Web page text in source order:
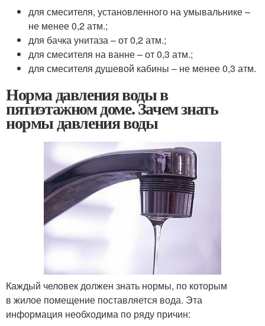
для смесителя, установленного на умывальнике –
не менее 0,2 атм.;
для бачка унитаза – от 0,2 атм.;
для смесителя на ванне – от 0,3 атм.;
для смесителя душевой кабины – не менее 0,3 атм.
Норма давления воды в
пятиэтажном доме. Зачем знать
нормы давления воды
Каждый человек должен знать нормы, по которым
в жилое помещение поставляется вода. Эта
информация необходима по ряду причин: